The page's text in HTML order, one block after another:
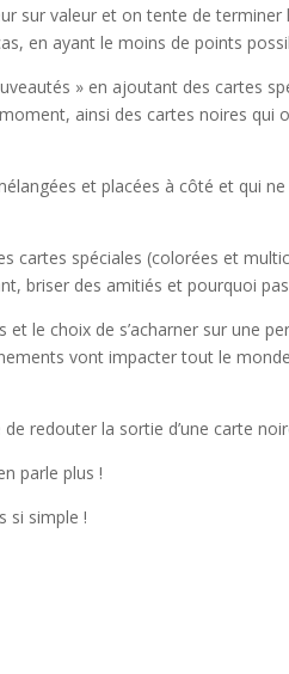
sur valeur et on tente de
en ayant le moins de points
» en ajoutant des cartes
ainsi des cartes noires qui
et placées à côté et qui
cartes spéciales (colorées et
briser des amitiés et pourquoi
le choix de s’acharner sur une
vont impacter tout le
redouter la sortie d’une carte
parle plus !
si simple !